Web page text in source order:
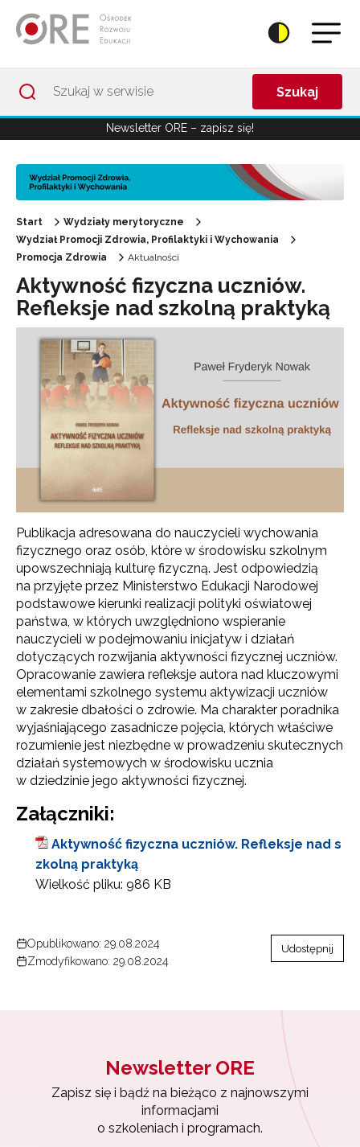
Szukaj
Newsletter ORE – zapisz się!
Start
Wydziały merytoryczne
Wydział Promocji Zdrowia, Profilaktyki i Wychowania
Promocja Zdrowia
Aktualności
Aktywność fizyczna uczniów.
Refleksje nad szkolną praktyką
Publikacja adresowana do nauczycieli wychowania
fizycznego oraz osób, które w środowisku szkolnym
upowszechniają kulturę fizyczną. Jest odpowiedzią
na przyjęte przez Ministerstwo Edukacji Narodowej
podstawowe kierunki realizacji polityki oświatowej
państwa, w których uwzględniono wspieranie
nauczycieli w podejmowaniu inicjatyw i działań
dotyczących rozwijania aktywności fizycznej uczniów.
Opracowanie zawiera refleksje autora nad kluczowymi
elementami szkolnego systemu aktywizacji uczniów
w zakresie dbałości o zdrowie. Ma charakter poradnika
wyjaśniającego zasadnicze pojęcia, których właściwe
rozumienie jest niezbędne w prowadzeniu skutecznych
działań systemowych w środowisku ucznia
w dziedzinie jego aktywności fizycznej.
Załączniki:
Aktywność fizyczna uczniów. Refleksje nad s
zkolną praktyką
Wielkość pliku: 986 KB
Opublikowano: 29.08.2024
Zmodyfikowano: 29.08.2024
Udostępnij
Newsletter ORE
Zapisz się i bądź na bieżąco z najnowszymi
informacjami
o szkoleniach i programach.